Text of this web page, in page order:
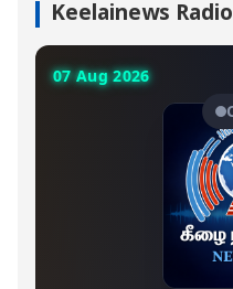
Keelainews Radio